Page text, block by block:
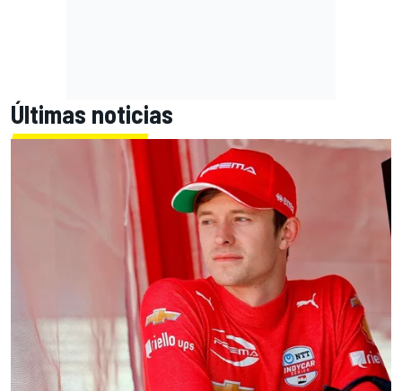
Últimas noticias